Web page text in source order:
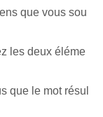
que vous sou
les deux éléme
que le mot résul